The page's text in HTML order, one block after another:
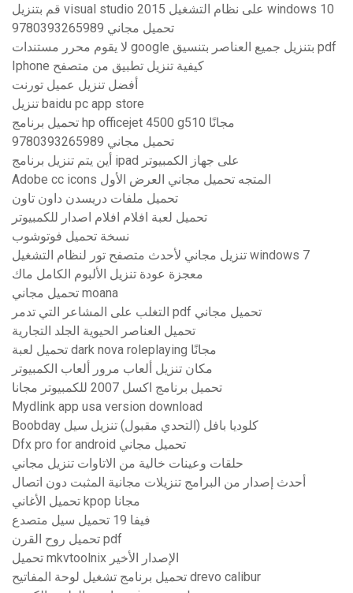
قم بتنزيل visual studio 2015 على نظام التشغيل windows 10
9780393265989 تحميل مجاني
لا يقوم محرر مستندات google بتنزيل جميع العناصر بتنسيق pdf
Iphone كيفية تنزيل تطبيق من متصفح
أفضل تنزيل عميل تورنت
تنزيل baidu pc app store
تحميل برنامج hp officejet 4500 g510 مجانًا
9780393265989 تحميل مجاني
أين يتم تنزيل برنامج ipad على جهاز الكمبيوتر
Adobe cc icons المتجه تحميل مجاني العرض الأول
تحميل ملفات دريسدن داون تاون
تحميل لعبة افلام افلام اصدار للكمبيوتر
نسخة تحميل فوتوشوب
تنزيل مجاني لأحدث متصفح تور لنظام التشغيل windows 7
معجزة عودة تنزيل الألبوم الكامل ماك
تحميل مجاني moana
التغلب على المشاعر التي تدمر pdf تحميل مجاني
تحميل العناصر الحيوية الجلد التجارية
تحميل لعبة dark nova roleplaying مجانًا
مكان تنزيل ألعاب مرور ألعاب الكمبيوتر
تحميل برنامج اكسل 2007 للكمبيوتر مجانا
Mydlink app usa version download
Boobday كلوديا بافل (التحدي مقبول) تنزيل سيل
Dfx pro for android تحميل مجاني
حلقات وعينات خالية من الاتاوات تنزيل مجاني
أحدث إصدار من البرامج تنزيلات مجانية المثبت دون اتصال
تحميل الأغاني kpop مجانا
فيفا 19 تحميل سيل متصدع
تحميل روح القرن pdf
تحميل mkvtoolnix الإصدار الأخير
تحميل برنامج تشغيل لوحة المفاتيح drevo calibur